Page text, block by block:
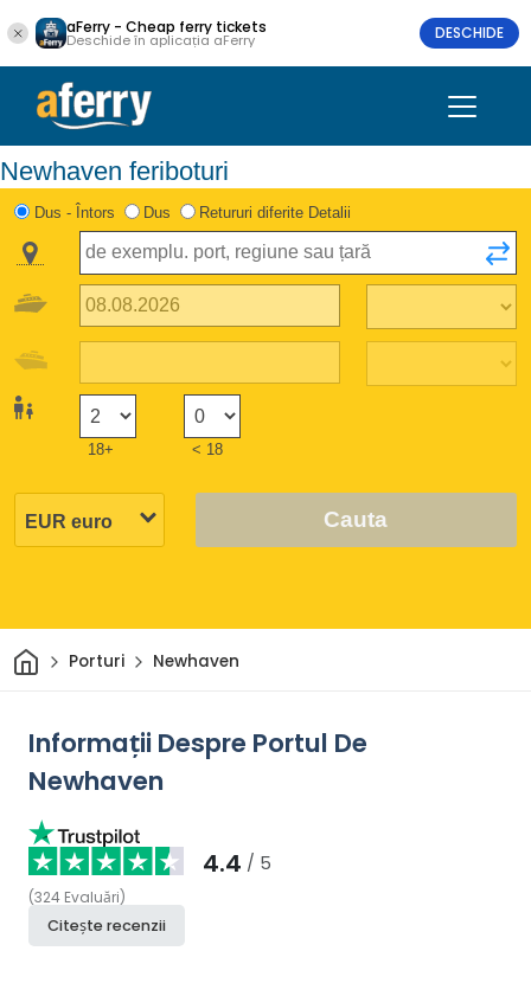
aFerry - Cheap ferry tickets
Deschide în aplicația aFerry DESCHIDE
Newhaven feriboturi
Dus - Întors Dus Retururi diferite Detalii
18+ < 18
Cauta
AcasăPorturi Newhaven
Informații Despre Portul De
Newhaven
4.4 / 5
(324 Evaluări)
Citește recenzii